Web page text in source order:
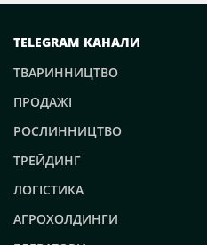
TELEGRAM КАНАЛИ
ТВАРИННИЦТВО
ПРОДАЖІ
РОСЛИННИЦТВО
ТРЕЙДИНГ
ЛОГІСТИКА
АГРОХОЛДИНГИ